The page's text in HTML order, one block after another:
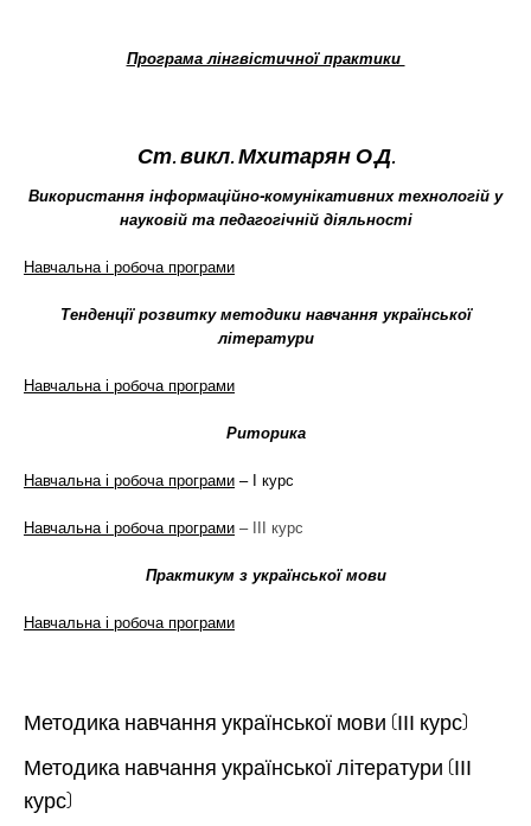
Програма лінгвістичної практики
Ст. викл. Мхитарян О.Д.
Використання інформаційно-комунікативних технологій у
науковій та педагогічній діяльності
Навчальна і робоча програми
Тенденції розвитку методики навчання української
літератури
Навчальна і робоча програми
Риторика
Навчальна і робоча програми – І курс
Навчальна і робоча програми – ІІІ курс
Практикум з української мови
Навчальна і робоча програми
Методика навчання української мови (ІІІ курс)
Методика навчання української літератури (ІІІ
курс)